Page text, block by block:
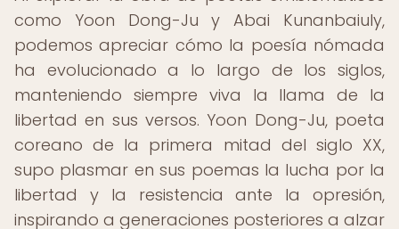
como Yoon Dong-Ju y Abai Kunanbaiuly,
podemos apreciar cómo la poesía nómada
ha evolucionado a lo largo de los siglos,
manteniendo siempre viva la llama de la
libertad en sus versos. Yoon Dong-Ju, poeta
coreano de la primera mitad del siglo XX,
supo plasmar en sus poemas la lucha por la
libertad y la resistencia ante la opresión,
inspirando a generaciones posteriores a alzar